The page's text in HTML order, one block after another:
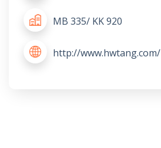
MB 335/ KK 920
http://www.hwtang.com/